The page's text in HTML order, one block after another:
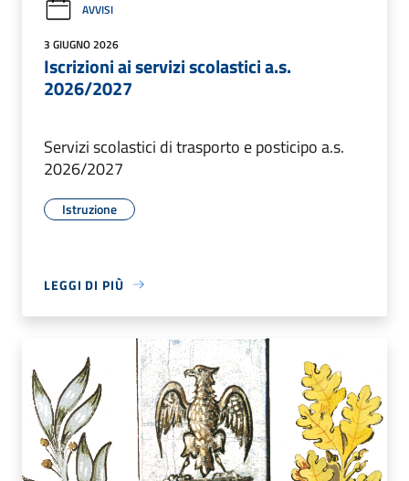
AVVISI
3 GIUGNO 2026
Iscrizioni ai servizi scolastici a.s.
2026/2027
Servizi scolastici di trasporto e posticipo a.s.
2026/2027
Istruzione
LEGGI DI PIÙ